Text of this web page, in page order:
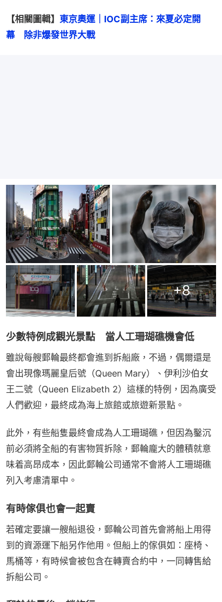
【相關圖輯】 東京奧運｜IOC副主席：來夏必定開
幕　除非爆發世界大戰
+8
少數特例成觀光景點 當人工珊瑚礁機會低
雖說每艘郵輪最終都會進到拆船廠，不過，偶爾還是
會出現像瑪麗皇后號（Queen Mary）、伊利沙伯女
王二號（Queen Elizabeth 2）這樣的特例，因為廣受
人們歡迎，最終成為海上旅館或旅遊新景點。
此外，有些船隻最終會成為人工珊瑚礁，但因為鑿沉
前必須將全船的有害物質拆除，郵輪龐大的體積就意
味着高昂成本，因此郵輪公司通常不會將人工珊瑚礁
列入考慮清單中。
有時傢俱也會一起賣
若確定要讓一艘船退役，郵輪公司首先會將船上用得
到的資源運下船另作他用。但船上的傢俱如：座椅、
馬桶等，有時候會被包含在轉賣合約中，一同轉售給
拆船公司。